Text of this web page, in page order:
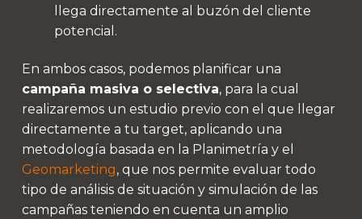
llega directamente al buzón del cliente
potencial.
En ambos casos, podemos planificar una
campaña masiva o selectiva, para la cual
realizaremos un estudio previo con el que llegar
directamente a tu target, aplicando una
metodología basada en la Planimetría y el
Geomarketing, que nos permite evaluar todo
tipo de análisis de situación y simulación de las
campañas teniendo en cuenta un amplio